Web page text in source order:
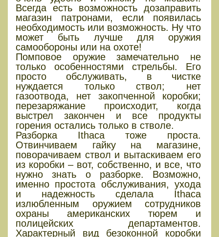
Всегда есть возможность дозаправить
магазин патронами, если появилась
необходимость или возможность. Ну что
может быть лучше для оружия
самообороны или на охоте!
Помповое оружие замечательно не
только особенностями стрельбы. Его
просто обслуживать, в чистке
нуждается только ствол; нет
газоотвода, нет закопченной коробки;
перезаряжание происходит, когда
выстрел закончен и все продукты
горения остались только в стволе.
Разборка Ithaca тоже проста.
Отвинчиваем гайку на магазине,
поворачиваем ствол и вытаскиваем его
из коробки – вот, собственно, и все, что
нужно знать о разборке. Возможно,
именно простота обслуживания, ухода
и надежность сделала Ithaca
излюбленным оружием сотрудников
охраны американских тюрем и
полицейских департаментов.
Характерный вид безоконной коробки